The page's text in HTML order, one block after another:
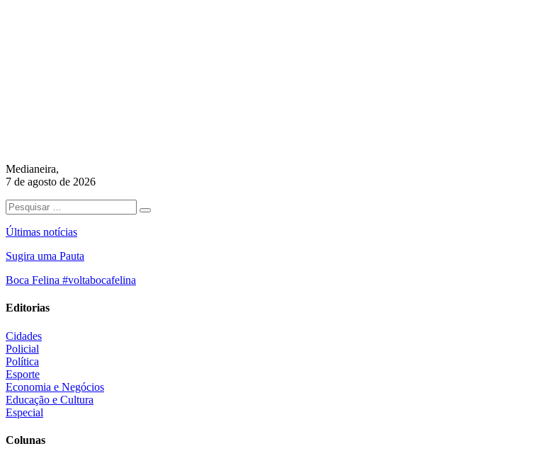
Medianeira,
7 de agosto de 2026
Últimas notícias
Sugira uma Pauta
Boca Felina #voltabocafelina
Editorias
Cidades
Policial
Política
Esporte
Economia e Negócios
Educação e Cultura
Especial
Colunas